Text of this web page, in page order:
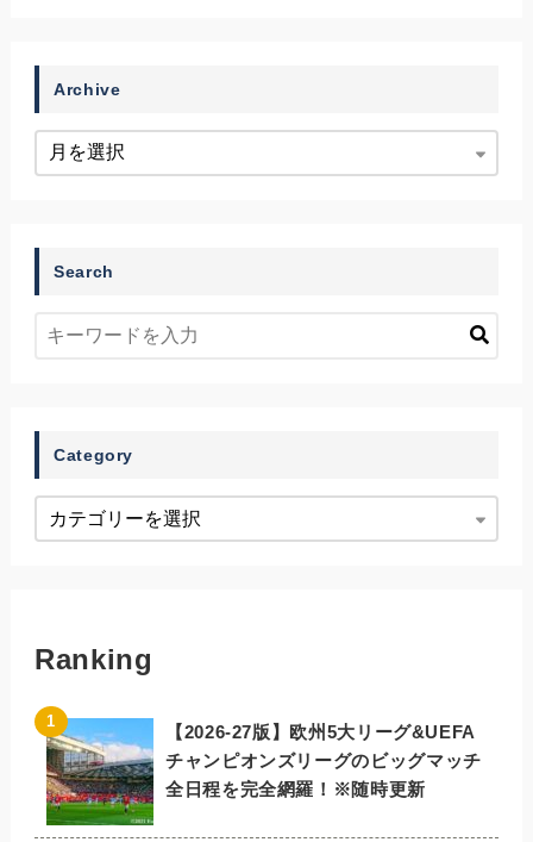
Archive
Search
Category
Ranking
【2026-27版】欧州5大リーグ&UEFA
チャンピオンズリーグのビッグマッチ
全日程を完全網羅！※随時更新